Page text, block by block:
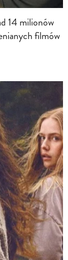
14 milionów
filmów